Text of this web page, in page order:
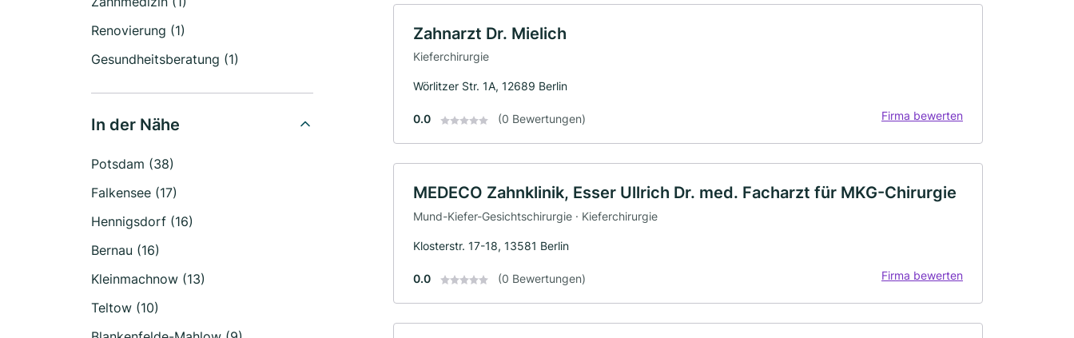
Renovierung (1)
Gesundheitsberatung (1)
In der Nähe
Potsdam (38)
Falkensee (17)
Hennigsdorf (16)
Bernau (16)
Kleinmachnow (13)
Teltow (10)
Zahnarzt Dr. Mielich
Kieferchirurgie
Wörlitzer Str. 1A, 12689 Berlin
0.0 (0 Bewertungen) Firma bewerten
MEDECO Zahnklinik, Esser Ullrich Dr. med. Facharzt für MKG-Chirurgie
Mund-Kiefer-Gesichtschirurgie · Kieferchirurgie
Klosterstr. 17-18, 13581 Berlin
0.0 (0 Bewertungen) Firma bewerten